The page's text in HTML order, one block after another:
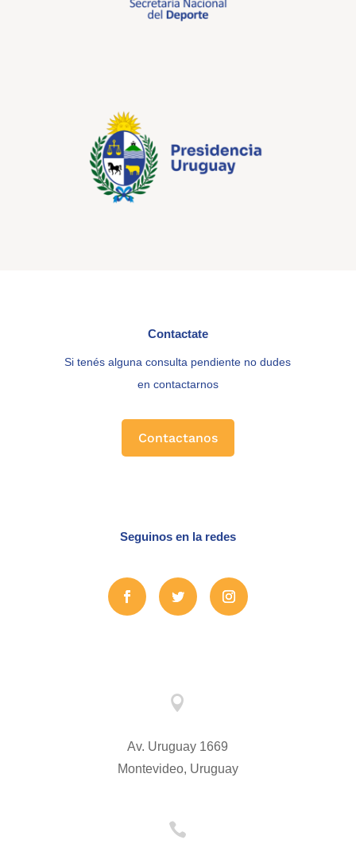
Contactate
Si tenés alguna consulta pendiente no dudes
en contactarnos
Contactanos
Seguinos en la redes

Av. Uruguay 1669
Montevideo, Uruguay
